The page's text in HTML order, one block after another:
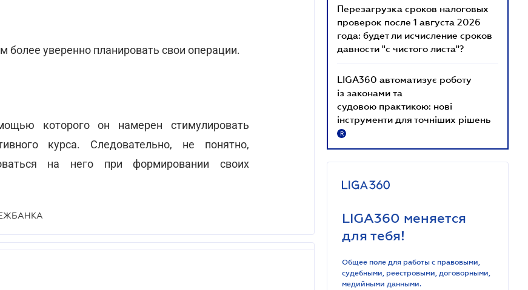
более уверенно планировать свои операции.
которого он намерен стимулировать
курса. Следовательно, не понятно,
на него при формировании своих
Перезагрузка сроков налоговых
проверок после 1 августа 2026
года: будет ли исчисление сроков
давности "с чистого листа"?
LIGA360 автоматизує роботу
із законами та
судовою практикою: нові
інструменти для точніших рішень
R
LIGA360 меняется
для тебя!
Общее поле для работы с правовыми,
судебными, реестровыми, договорными,
медийными данными.